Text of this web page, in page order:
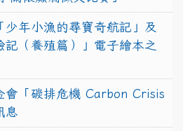
少年小漁的尋寶奇航記」及
記（養殖篇）」電子繪本之
會「碳排危機 Carbon Crisis
息